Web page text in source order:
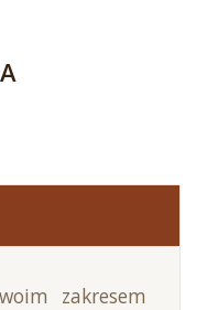
zakresem